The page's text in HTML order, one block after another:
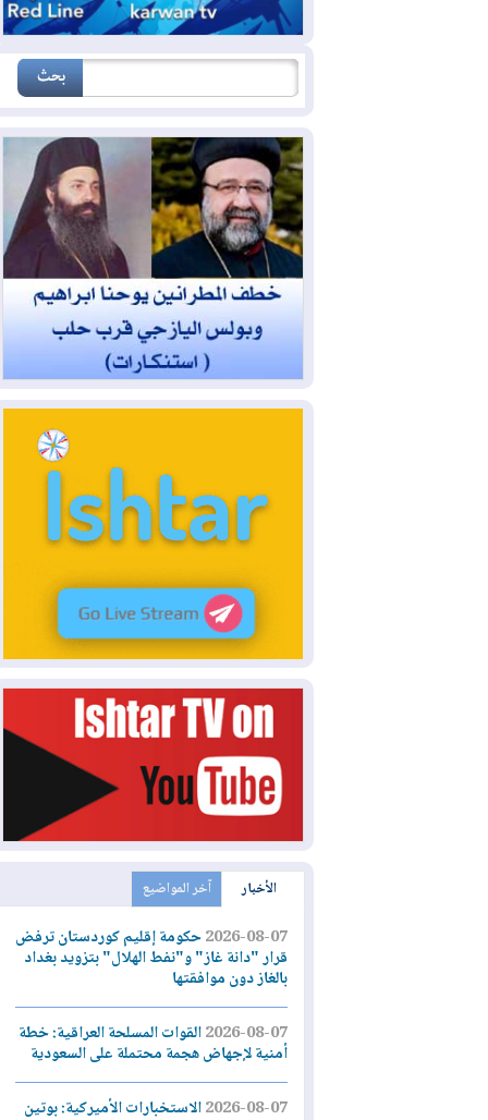
الأخبار آخر المواضيع
2026-08-07حكومة إقليم كوردستان ترفض
قرار "دانة غاز" و"نفط الهلال" بتزويد بغداد
بالغاز دون موافقتها
2026-08-07القوات المسلحة العراقية: خطة
أمنية لإجهاض هجمة محتملة على السعودية
2026-08-07الاستخبارات الأميركية: بوتين